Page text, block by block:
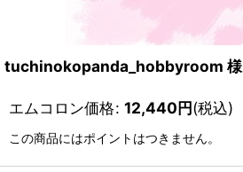
tuchinokopanda_hobbyroom 様
エムコロン価格: 12,440円(税込)
この商品にはポイントはつきません。